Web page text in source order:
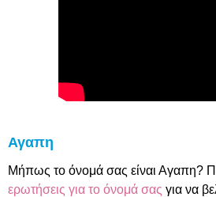
Αγαπη
Μήπως το όνομά σας είναι Αγαπη?
ερωτήσεις για το όνομά σας για να